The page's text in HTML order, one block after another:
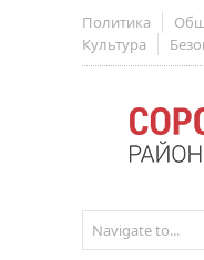
Политика
Культура